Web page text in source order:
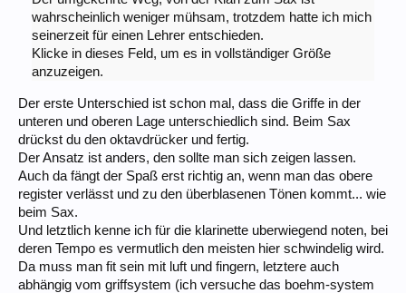
wahrscheinlich weniger mühsam, trotzdem hatte ich mich
seinerzeit für einen Lehrer entschieden.
Klicke in dieses Feld, um es in vollständiger Größe
anzuzeigen.
Der erste Unterschied ist schon mal, dass die Griffe in der
unteren und oberen Lage unterschiedlich sind. Beim Sax
drückst du den oktavdrücker und fertig.
Der Ansatz ist anders, den sollte man sich zeigen lassen.
Auch da fängt der Spaß erst richtig an, wenn man das obere
register verlässt und zu den überblasenen Tönen kommt... wie
beim Sax.
Und letztlich kenne ich für die klarinette uberwiegend noten, bei
deren Tempo es vermutlich den meisten hier schwindelig wird.
Da muss man fit sein mit luft und fingern, letztere auch
abhängig vom griffsystem (ich versuche das boehm-system